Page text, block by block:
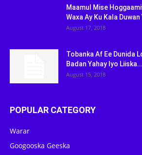
Maamul Mise
Waxa Ay Ku Kala Duwan
August 17, 2018
Tobanka Af Ee Dunida
Badan Yahay Iyo Liiska...
August 15, 2018
POPULAR CATEGORY
Warar
Googooska Geeska